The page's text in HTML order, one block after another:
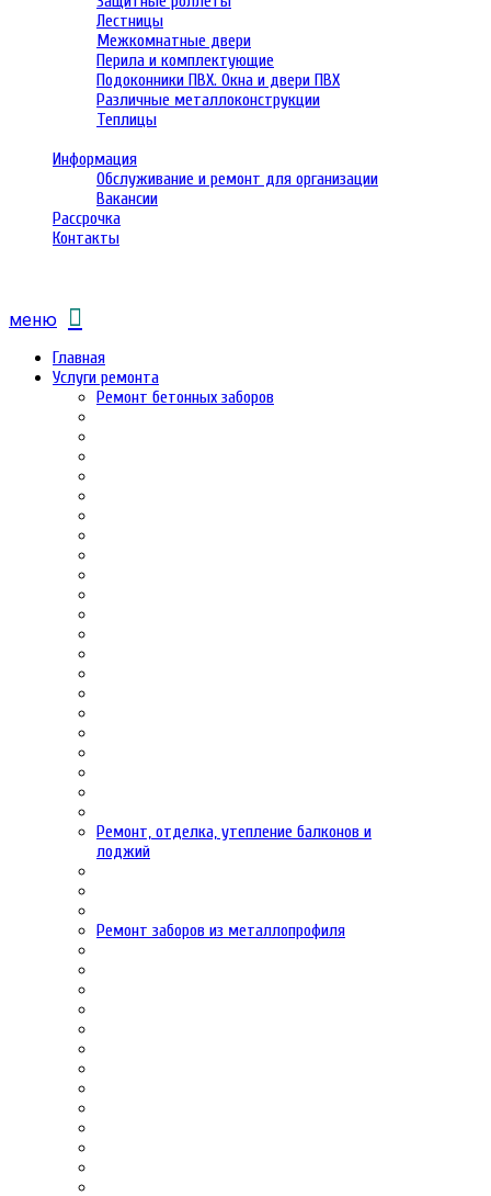
Лестницы
Межкомнатные двери
Перила и комплектующие
Подоконники ПВХ. Окна и двери ПВХ
Различные металлоконструкции
Теплицы
Информация
Обслуживание и ремонт для организации
Вакансии
Рассрочка
Контакты
меню
Главная
Услуги ремонта
Ремонт бетонных заборов
Ремонт, отделка, утепление балконов и
лоджий
Ремонт заборов из металлопрофиля